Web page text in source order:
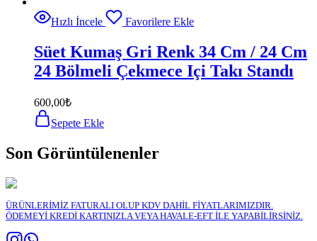
Hızlı İncele Favorilere Ekle
Süet Kumaş Gri Renk 34 Cm / 24 Cm
24 Bölmeli Çekmece Içi Takı Standı
600,00₺
Sepete Ekle
Son Görüntülenenler
ÜRÜNLERİMİZ FATURALI OLUP KDV DAHİL FİYATLARIMIZDIR.
ÖDEMEYİ KREDİ KARTINIZLA VEYA HAVALE-EFT İLE YAPABİLİRSİNİZ.